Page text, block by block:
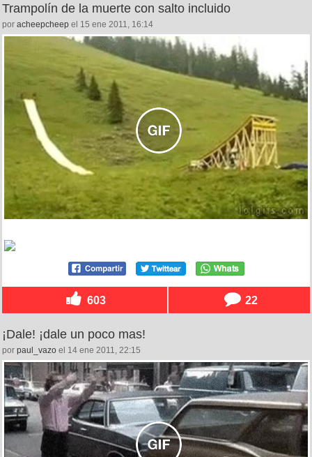
Trampolín de la muerte con salto incluido
por acheepcheep el 15 ene 2011, 16:14
603 22
¡Dale! ¡dale un poco mas!
por paul_vazo el 14 ene 2011, 22:15